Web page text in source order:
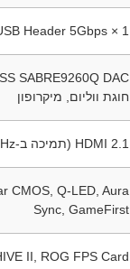
1 × USB-C 10Gbps, 1 × USB Header 5Gbps
חוגת ווליום, מיקרופון
HDMI 2.1 (תמיכה ב-4K@60Hz)
CMOS, Q-LED, Aura
Sync, GameFirst